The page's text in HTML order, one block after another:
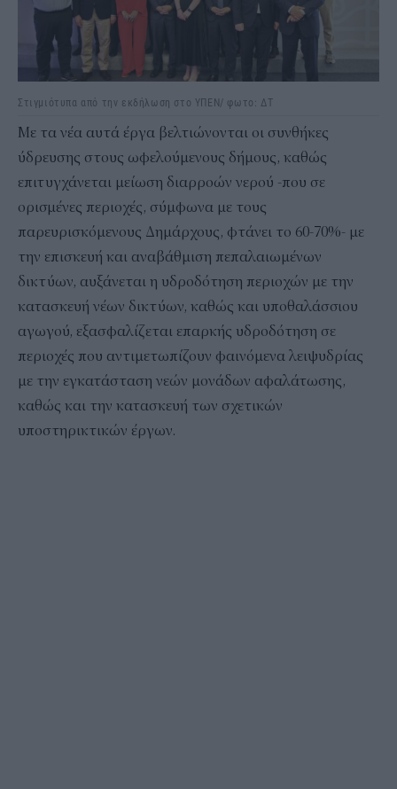
Στιγμιότυπα από την εκδήλωση στο ΥΠΕΝ/ φωτο: ΔΤ
Με τα νέα αυτά έργα βελτιώνονται οι συνθήκες
ύδρευσης στους ωφελούμενους δήμους, καθώς
επιτυγχάνεται μείωση διαρροών νερού -που σε
ορισμένες περιοχές, σύμφωνα με τους
παρευρισκόμενους Δημάρχους, φτάνει το 60-70%- με
την επισκευή και αναβάθμιση πεπαλαιωμένων
δικτύων, αυξάνεται η υδροδότηση περιοχών με την
κατασκευή νέων δικτύων, καθώς και υποθαλάσσιου
αγωγού, εξασφαλίζεται επαρκής υδροδότηση σε
περιοχές που αντιμετωπίζουν φαινόμενα λειψυδρίας
με την εγκατάσταση νεών μονάδων αφαλάτωσης,
καθώς και την κατασκευή των σχετικών
υποστηρικτικών έργων.